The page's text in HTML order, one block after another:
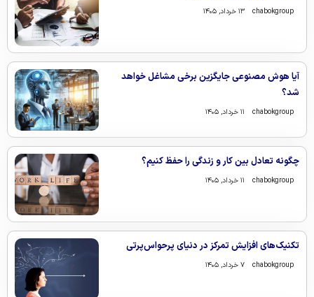
chabokgroup ۱۳ خرداد, ۱۴۰۵
آیا هوش مصنوعی جایگزین برخی مشاغل خواهد
شد؟
chabokgroup ۱۱ خرداد, ۱۴۰۵
چگونه تعادل بین کار و زندگی را حفظ کنیم؟
chabokgroup ۱۱ خرداد, ۱۴۰۵
تکنیک‌های افزایش تمرکز در دنیای پرحواس‌پرتی
chabokgroup ۷ خرداد, ۱۴۰۵